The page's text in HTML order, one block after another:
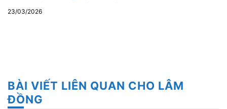
23/03/2026
BÀI VIẾT LIÊN QUAN CHO LÂM
ĐỒNG